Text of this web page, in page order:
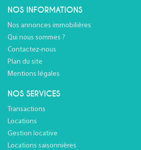
NOS INFORMATIONS
Nos annonces immobilières
Qui nous sommes ?
Contactez-nous
Plan du site
Mentions légales
NOS SERVICES
Transactions
Locations
Gestion locative
Locations saisonnières